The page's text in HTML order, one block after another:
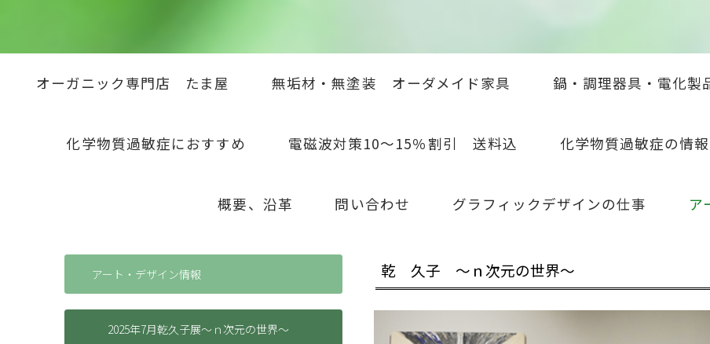
オーガニック専門店 たま屋 無垢材・無塗装 オーダメイド家具 鍋・調理器具・電化製
化学物質過敏症におすすめ 電磁波対策10～15％割引 送料込 化学物質過敏症の情報
概要、沿革 問い合わせ グラフィックデザインの仕事 ア
アート・デザイン情報
2025年7月乾久子展～ｎ次元の世界～
乾 久子 ～ｎ次元の世界～